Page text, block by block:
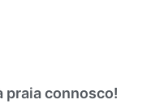
praia connosco!